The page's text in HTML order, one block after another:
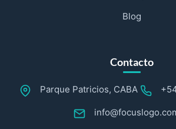
Blog
Contacto
Parque Patricios, CABA